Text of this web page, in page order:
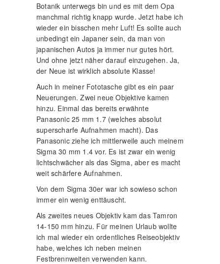
Botanik unterwegs bin und es mit dem Opa
manchmal richtig knapp wurde. Jetzt habe ich
wieder ein bisschen mehr Luft! Es sollte auch
unbedingt ein Japaner sein, da man von
japanischen Autos ja immer nur gutes hört.
Und ohne jetzt näher darauf einzugehen. Ja,
der Neue ist wirklich absolute Klasse!
Auch in meiner Fototasche gibt es ein paar
Neuerungen. Zwei neue Objektive kamen
hinzu. Einmal das bereits erwähnte
Panasonic 25 mm 1.7 (welches absolut
superscharfe Aufnahmen macht). Das
Panasonic ziehe ich mittlerweile auch meinem
Sigma 30 mm 1.4 vor. Es ist zwar ein wenig
lichtschwächer als das Sigma, aber es macht
weit schärfere Aufnahmen.
Von dem Sigma 30er war ich sowieso schon
immer ein wenig enttäuscht.
Als zweites neues Objektiv kam das Tamron
14-150 mm hinzu. Für meinen Urlaub wollte
ich mal wieder ein ordentliches Reiseobjektiv
habe, welches ich neben meinen
Festbrennweiten verwenden kann.